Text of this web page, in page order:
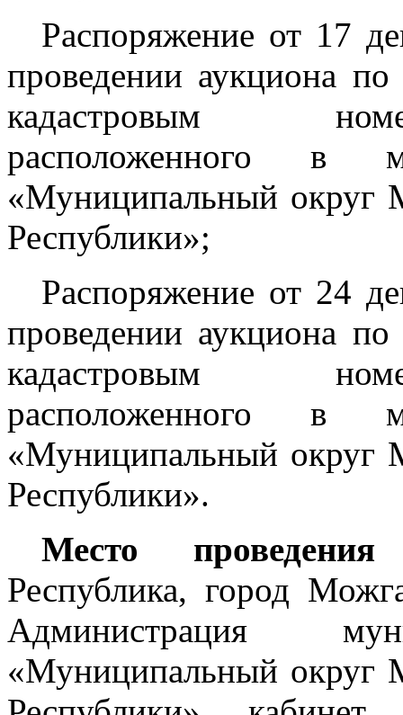
Распоряжение от 17
проведении аукциона по
кадастровым
расположенного в
«Муниципальный округ
Республики»;
Распоряжение от 24
проведении аукциона по
кадастровым
расположенного в
«Муниципальный округ
Республики».
Место проведения
Республика, город
Администрация
«Муниципальный округ